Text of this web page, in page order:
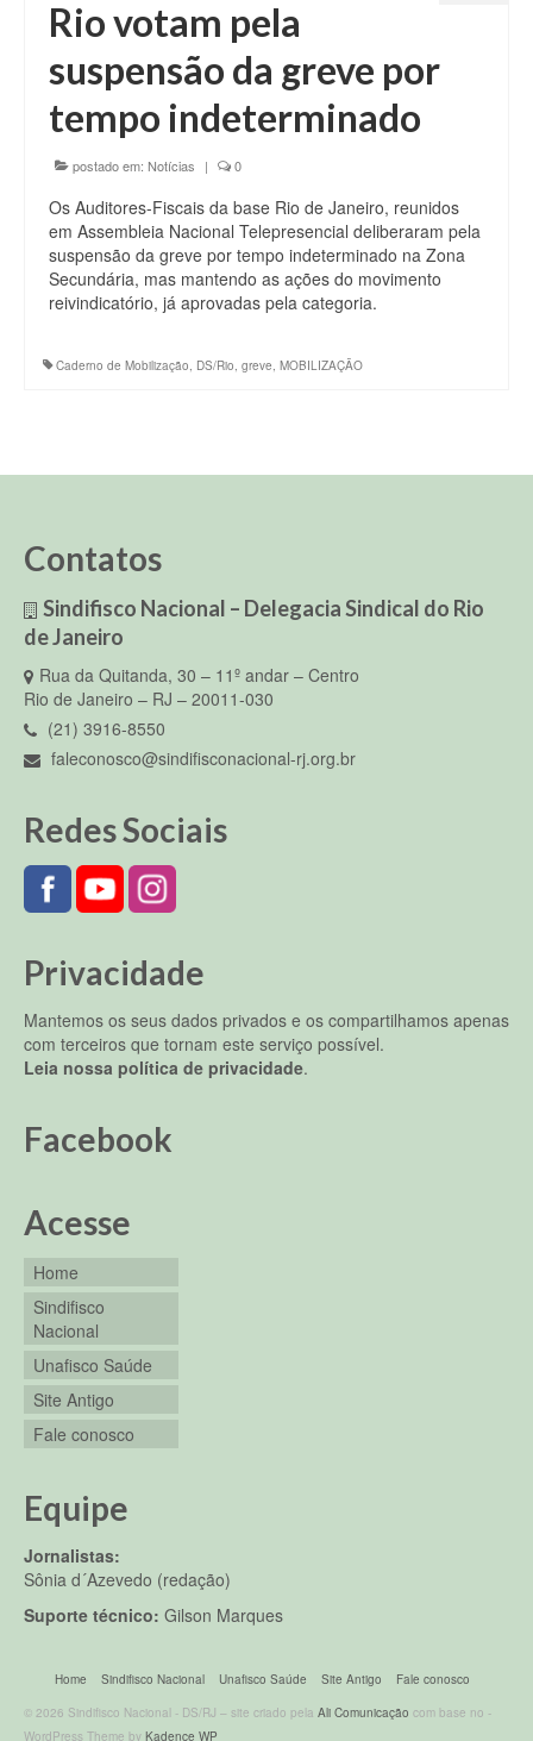
Rio votam pela
suspensão da greve por
tempo indeterminado
postado em: Notícias | 0
Os Auditores-Fiscais da base Rio de Janeiro, reunidos
em Assembleia Nacional Telepresencial deliberaram pela
suspensão da greve por tempo indeterminado na Zona
Secundária, mas mantendo as ações do movimento
reivindicatório, já aprovadas pela categoria.
Caderno de Mobilização, DS/Rio, greve, MOBILIZAÇÃO
Contatos
Sindifisco Nacional – Delegacia Sindical do Rio
de Janeiro
Rua da Quitanda, 30 – 11º andar – Centro
Rio de Janeiro – RJ – 20011-030
(21) 3916-8550
faleconosco@sindifisconacional-rj.org.br
Redes Sociais
Privacidade
Mantemos os seus dados privados e os compartilhamos apenas
com terceiros que tornam este serviço possível.
Leia nossa política de privacidade.
Facebook
Acesse
Home
Sindifisco
Nacional
Unafisco Saúde
Site Antigo
Fale conosco
Equipe
Jornalistas:
Sônia d´Azevedo (redação)
Suporte técnico: Gilson Marques
Home Sindifisco Nacional Unafisco Saúde Site Antigo
Fale conosco
© 2026 Sindifisco Nacional - DS/RJ – site criado pela Ali Comunicação com base no -
WordPress Theme by Kadence WP